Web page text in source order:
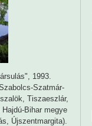
1993.
Szatmár-
Tiszaeszlár,
Bihar megye
Újszentmargita).